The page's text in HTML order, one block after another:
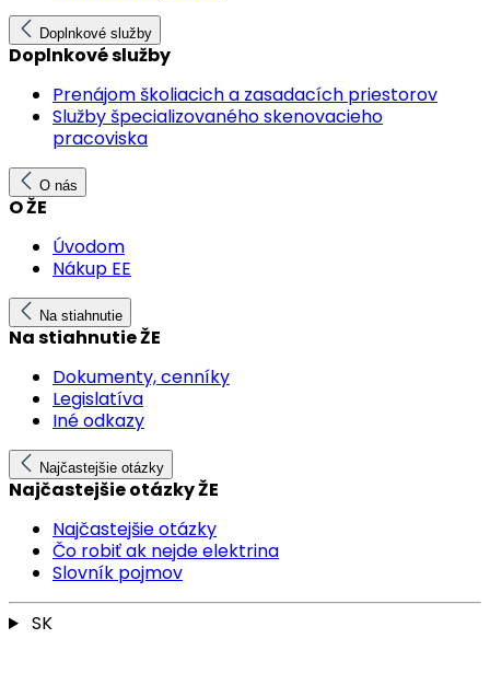
Doplnkové služby
Doplnkové služby
Prenájom školiacich a zasadacích priestorov
Služby špecializovaného skenovacieho
pracoviska
O nás
O ŽE
Úvodom
Nákup EE
Na stiahnutie
Na stiahnutie ŽE
Dokumenty, cenníky
Legislatíva
Iné odkazy
Najčastejšie otázky
Najčastejšie otázky ŽE
Najčastejšie otázky
Čo robiť ak nejde elektrina
Slovník pojmov
SK